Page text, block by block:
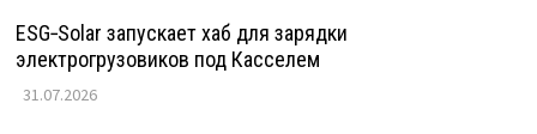
ESG‑Solar запускает хаб для зарядки
электрогрузовиков под Касселем
31.07.2026